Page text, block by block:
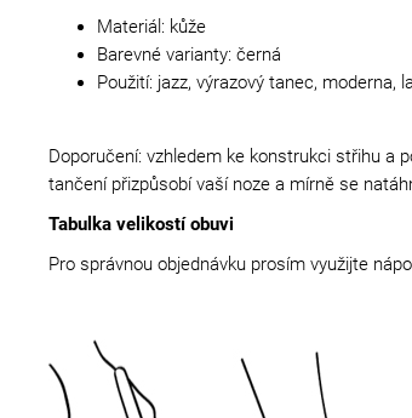
Materiál: kůže
Barevné varianty: černá
Použití: jazz, výrazový tanec, moderna,
Doporučení: vzhledem ke konstrukci střihu a
tančení přizpůsobí vaší noze a mírně se
Tabulka velikostí obuvi
Pro správnou objednávku prosím využijte